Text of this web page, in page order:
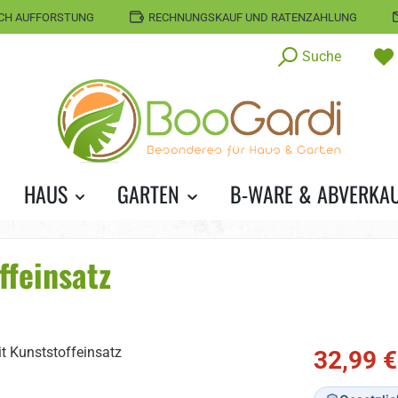
AUFFORSTUNG RECHNUNGSKAUF UND RATENZAHLUNG
Suche
HAUS GARTEN B-WARE &
Verkaufspreis:
32,99 €